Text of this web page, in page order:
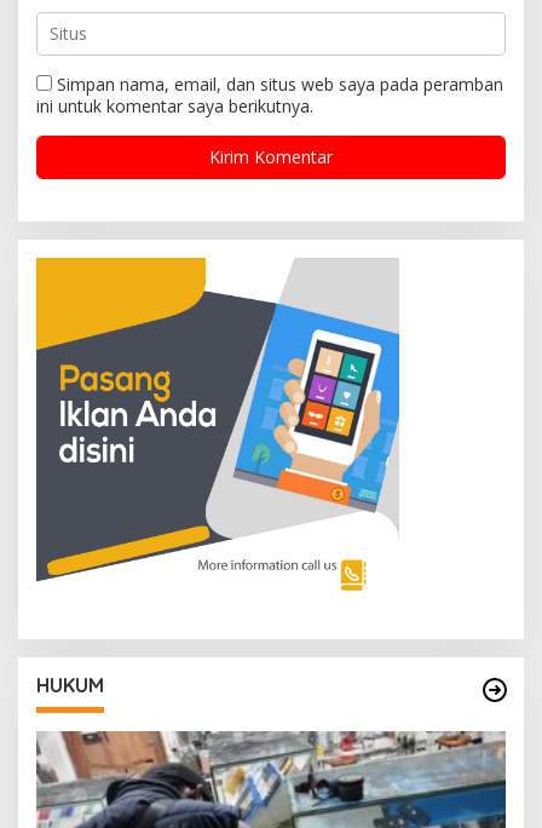
Simpan nama, email, dan situs web saya pada peramban
ini untuk komentar saya berikutnya.
HUKUM